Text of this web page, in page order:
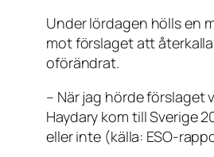
Under lördagen hölls en
mot förslaget att
oförändrat.
– När jag hörde förslaget
Haydary kom till Sverige
eller inte (källa: ESO-